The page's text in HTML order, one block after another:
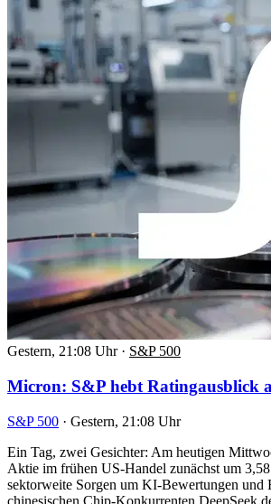
Gestern, 21:08 Uhr · S&P 500
Micron: S&P hebt Ratingausblick
S&P 500 · Gestern, 21:08 Uhr
Ein Tag, zwei Gesichter: Am heutigen
Aktie im frühen US-Handel zunächst um
sektorweite Sorgen um KI-Bewertungen und
chinesischen Chip-Konkurrenten DeepSeek